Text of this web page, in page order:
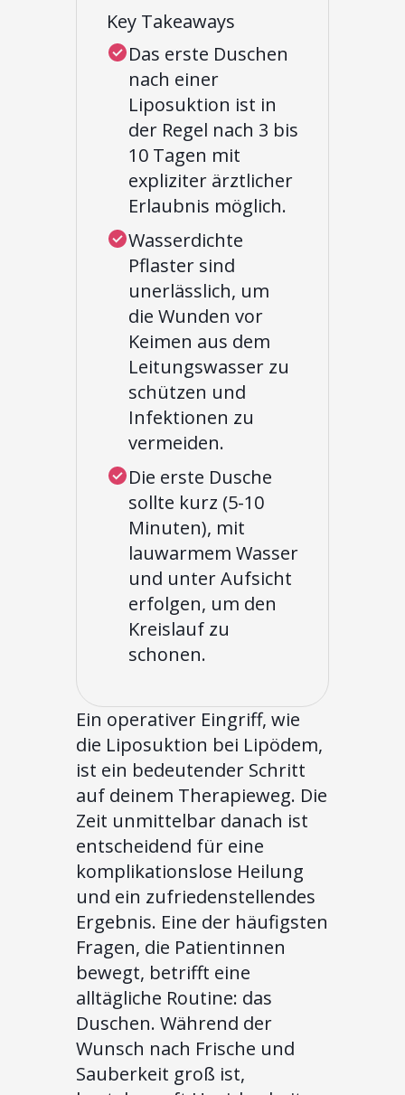
Key Takeaways
Das erste Duschen
nach einer
Liposuktion ist in
der Regel nach 3 bis
10 Tagen mit
expliziter ärztlicher
Erlaubnis möglich.
Wasserdichte
Pflaster sind
unerlässlich, um
die Wunden vor
Keimen aus dem
Leitungswasser zu
schützen und
Infektionen zu
vermeiden.
Die erste Dusche
sollte kurz (5-10
Minuten), mit
lauwarmem Wasser
und unter Aufsicht
erfolgen, um den
Kreislauf zu
schonen.
Ein operativer Eingriff, wie
die Liposuktion bei Lipödem,
ist ein bedeutender Schritt
auf deinem Therapieweg. Die
Zeit unmittelbar danach ist
entscheidend für eine
komplikationslose Heilung
und ein zufriedenstellendes
Ergebnis. Eine der häufigsten
Fragen, die Patientinnen
bewegt, betrifft eine
alltägliche Routine: das
Duschen. Während der
Wunsch nach Frische und
Sauberkeit groß ist,